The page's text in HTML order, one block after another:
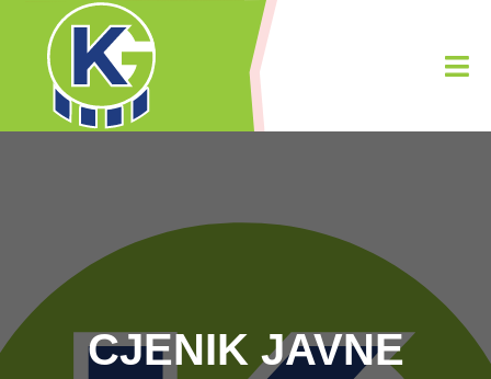
CJENIK JAVNE